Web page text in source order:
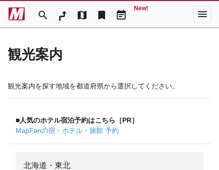
search map bookmark event_note
New! menu
観光案内
観光案内を探す地域を都道府県から選択してください。
■人気のホテル宿泊予約はこちら［PR］
MapFanの宿・ホテル・旅館 予約
北海道・東北